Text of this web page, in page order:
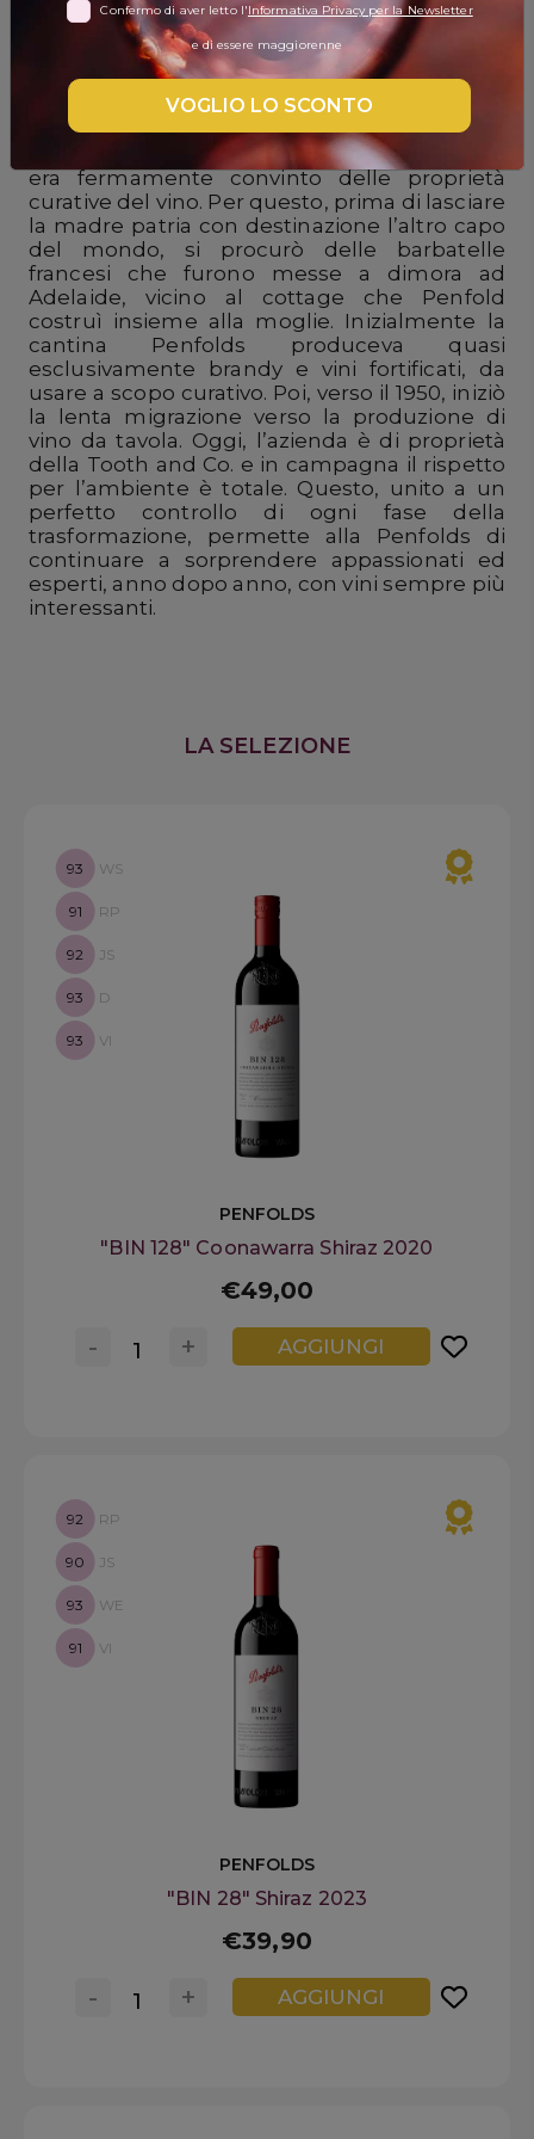
DISPENSA
TUTTO A
Accedi
Gift
Card
Preferiti
Blog
Creata nel 1844 da Cristopher Rawson
Penfolds, la tenuta Penfolds è ancora oggi
una delle aziende australiane più conosciute
e apprezzate a livello planetario. Il fondatore
era un giovane medico di origine inglese ed
era fermamente convinto delle proprietà
curative del vino. Per questo, prima di lasciare
la madre patria con destinazione l’altro capo
del mondo, si procurò delle barbatelle
francesi che furono messe a dimora ad
Adelaide, vicino al cottage che Penfold
costruì insieme alla moglie. Inizialmente la
cantina Penfolds produceva quasi
esclusivamente brandy e vini fortificati, da
usare a scopo curativo. Poi, verso il 1950, iniziò
la lenta migrazione verso la produzione di
vino da tavola. Oggi, l’azienda è di proprietà
della Tooth and Co. e in campagna il rispetto
per l’ambiente è totale. Questo, unito a un
perfetto controllo di ogni fase della
trasformazione, permette alla Penfolds di
continuare a sorprendere appassionati ed
esperti, anno dopo anno, con vini sempre più
interessanti.
LA SELEZIONE
93 WS
91 RP
92 JS
93 D
93 VI
PENFOLDS
"BIN 128" Coonawarra Shiraz 2020
€49,00
+
- AGGIUNGI
92 RP
90 JS
93 WE
91 VI
PENFOLDS
"BIN 28" Shiraz 2023
€39,90
+
- AGGIUNGI
Confermo di aver letto l'Informativa Privacy per la Newsletter
e di essere maggiorenne
VOGLIO LO SCONTO